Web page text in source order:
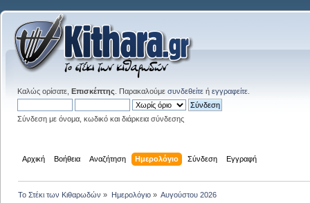
Καλώς ορίσατε, Επισκέπτης . Παρακαλούμε συνδεθείτε ή εγγραφείτε
Σύνδεση με όνομα, κωδικό και διάρκεια σύνδεσης
Αρχική Βοήθεια Αναζήτηση Ημερολόγιο Σύνδεση Εγγραφή
Το Στέκι των Κιθαρωδών » Ημερολόγιο» Αυγούστου 2026